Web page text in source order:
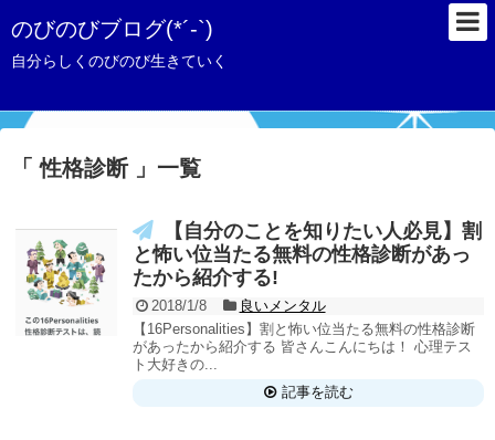
のびのびブログ(*´-`)
自分らしくのびのび生きていく
「 性格診断 」一覧
【自分のことを知りたい人必見】割
と怖い位当たる無料の性格診断があっ
たから紹介する!
2018/1/8
良いメンタル
【16Personalities】割と怖い位当たる無料の性格診断
があったから紹介する 皆さんこんにちは！ 心理テス
ト大好きの...
記事を読む